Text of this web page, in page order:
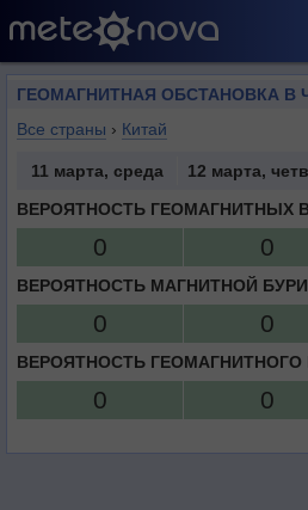
ГЕОМАГНИТНАЯ ОБСТАНОВКА В
Все страны › Китай
11 марта, среда 12 марта,
ВЕРОЯТНОСТЬ ГЕОМАГНИТНЫХ
0 0
ВЕРОЯТНОСТЬ МАГНИТНОЙ
0 0
ВЕРОЯТНОСТЬ ГЕОМАГНИТНОГО
0 0